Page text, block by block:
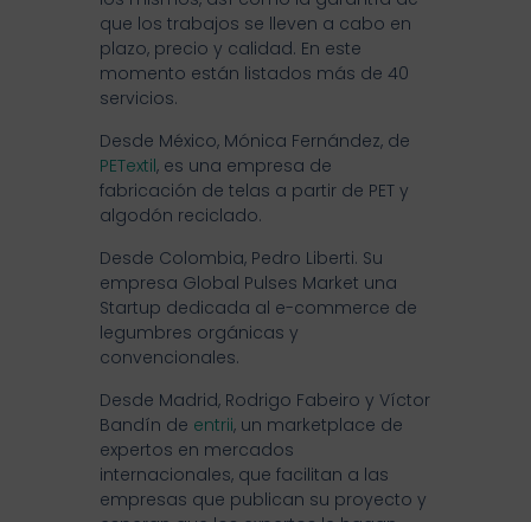
que los trabajos se lleven a cabo en
plazo, precio y calidad. En este
momento están listados más de 40
servicios.
Desde México, Mónica Fernández, de
PETextil, es una empresa de
fabricación de telas a partir de PET y
algodón reciclado.
Desde Colombia, Pedro Liberti. Su
empresa Global Pulses Market una
Startup dedicada al e-commerce de
legumbres orgánicas y
convencionales.
Desde Madrid, Rodrigo Fabeiro y Víctor
Bandín de entrii, un marketplace de
expertos en mercados
internacionales, que facilitan a las
empresas que publican su proyecto y